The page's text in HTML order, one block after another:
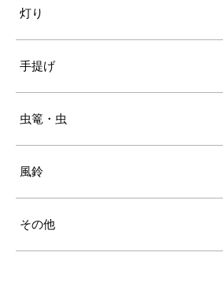
灯り
手提げ
虫篭・虫
風鈴
その他